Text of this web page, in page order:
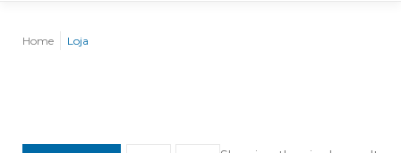
Home Loja